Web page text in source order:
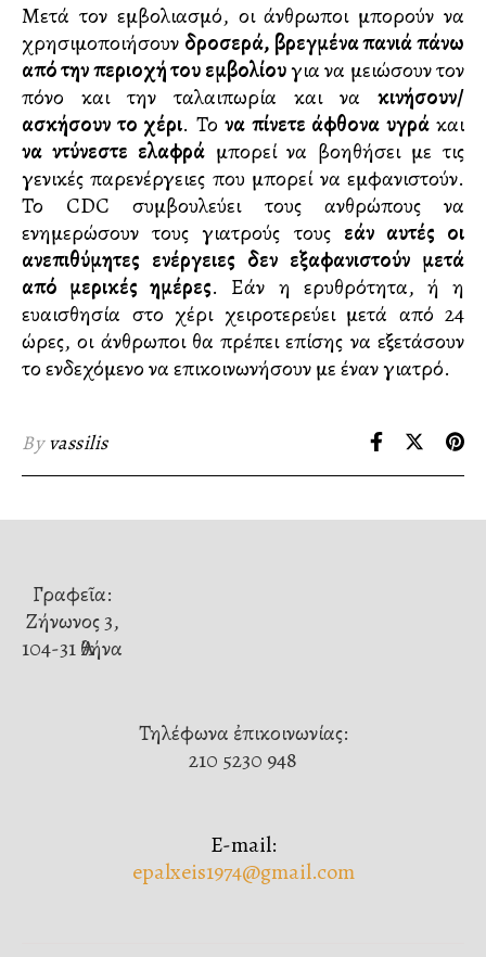
Μετά τον εμβολιασμό, οι άνθρωποι μπορούν να
χρησιμοποιήσουν δροσερά, βρεγμένα πανιά πάνω
από την περιοχή του εμβολίουγια να μειώσουν τον
πόνο και την ταλαιπωρία και να κινήσουν/
ασκήσουν το χέρι. Το να πίνετε άφθονα υγράκαι
να ντύνεστε ελαφράμπορεί να βοηθήσει με τις
γενικές παρενέργειες που μπορεί να εμφανιστούν.
Το CDC συμβουλεύει τους ανθρώπους να
ενημερώσουν τους γιατρούς τους εάν αυτές οι
ανεπιθύμητες ενέργειες δεν εξαφανιστούν μετά
από μερικές ημέρες. Εάν η ερυθρότητα, ή η
ευαισθησία στο χέρι χειροτερεύει μετά από 24
ώρες, οι άνθρωποι θα πρέπει επίσης να εξετάσουν
το ενδεχόμενο να επικοινωνήσουν με έναν γιατρό.
Byvassilis
Γραφεῖα:
Ζήνωνος 3,
104-31 Ἀθήνα
Τηλέφωνα ἐπικοινωνίας:
210 5230 948
E-mail:
epalxeis1974@gmail.com